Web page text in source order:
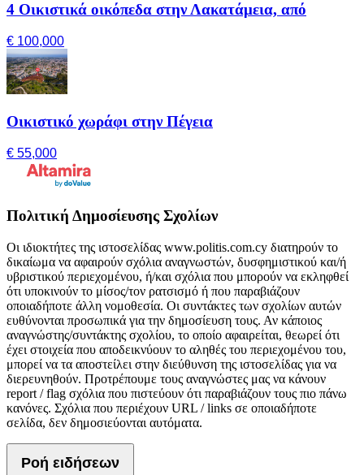
4 Οικιστικά οικόπεδα στην Λακατάμεια, από
€ 100,000
Οικιστικό χωράφι στην Πέγεια
€ 55,000
Πολιτική Δημοσίευσης Σχολίων
Οι ιδιοκτήτες της ιστοσελίδας www.politis.com.cy διατηρούν το
δικαίωμα να αφαιρούν σχόλια αναγνωστών, δυσφημιστικού και/ή
υβριστικού περιεχομένου, ή/και σχόλια που μπορούν να εκληφθεί
ότι υποκινούν το μίσος/τον ρατσισμό ή που παραβιάζουν
οποιαδήποτε άλλη νομοθεσία. Οι συντάκτες των σχολίων αυτών
ευθύνονται προσωπικά για την δημοσίευση τους. Αν κάποιος
αναγνώστης/συντάκτης σχολίου, το οποίο αφαιρείται, θεωρεί ότι
έχει στοιχεία που αποδεικνύουν το αληθές του περιεχομένου του,
μπορεί να τα αποστείλει στην διεύθυνση της ιστοσελίδας για να
διερευνηθούν. Προτρέπουμε τους αναγνώστες μας να κάνουν
report / flag σχόλια που πιστεύουν ότι παραβιάζουν τους πιο πάνω
κανόνες. Σχόλια που περιέχουν URL / links σε οποιαδήποτε
σελίδα, δεν δημοσιεύονται αυτόματα.
Ροή ειδήσεων